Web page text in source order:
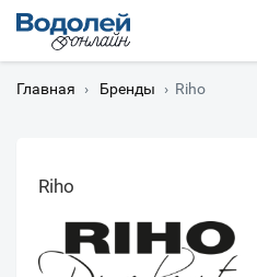
Главная › Бренды › Riho
Riho
Мурманск